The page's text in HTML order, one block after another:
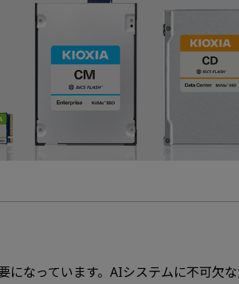
なっています。AIシステムに不可欠